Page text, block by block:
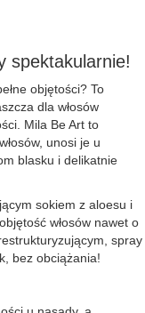
spektakularnie!
objętości? To
dla włosów
Mila Be Art to
unosi je u
blasku i delikatnie
sokiem z aloesu i
włosów nawet o
spray
bez obciążania!